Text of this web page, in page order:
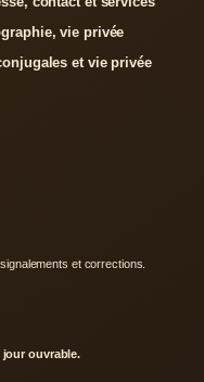
vie privée
et vie privée
et corrections.
jour ouvrable.